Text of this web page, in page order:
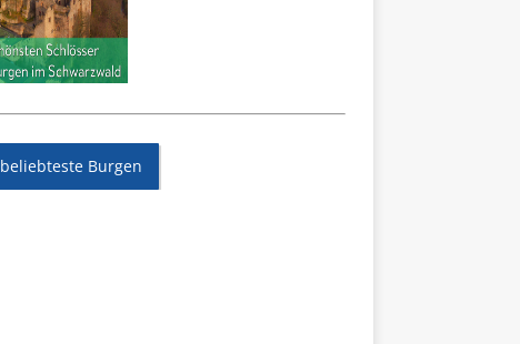
beliebteste Burgen